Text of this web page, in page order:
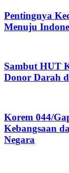
Pentingnya
Menuju
Sambut HUT
Donor Darah
Korem 044/
Kebangsaan
Negara